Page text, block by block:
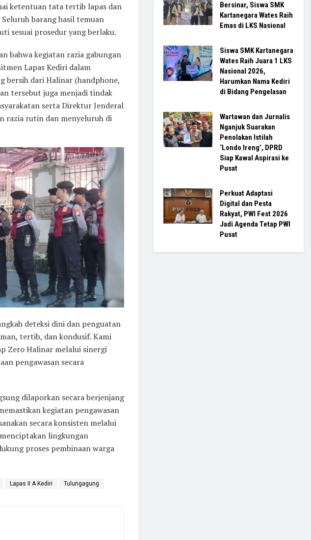
ketentuan tata tertib lapas dan
barang hasil temuan
sesuai prosedur yang berlaku.
bahwa kegiatan razia gabungan
Lapas Kediri dalam
bersih dari Halinar (handphone,
tersebut juga menjadi tindak
serta Direktur Jenderal
razia rutin dan menyeluruh di
deteksi dini dan penguatan
tertib, dan kondusif. Kami
Zero Halinar melalui sinergi
pengawasan secara
dilaporkan secara berjenjang
kegiatan pengawasan
secara konsisten melalui
lingkungan
proses pembinaan warga
Lapas II A Kediri Tulungagung
Bersinar, Siswa SMK
Kartanegara Wates Raih
Emas di LKS Nasional
Siswa SMK Kartanegara
Wates Raih Juara 1 LKS
Nasional 2026,
Harumkan Nama Kediri
di Bidang Pengelasan
Wartawan dan Jurnalis
Nganjuk Suarakan
Penolakan Istilah
‘Londo Ireng’, DPRD
Siap Kawal Aspirasi ke
Pusat
Perkuat Adaptasi
Digital dan Pesta
Rakyat, PWI Fest 2026
Jadi Agenda Tetap PWI
Pusat